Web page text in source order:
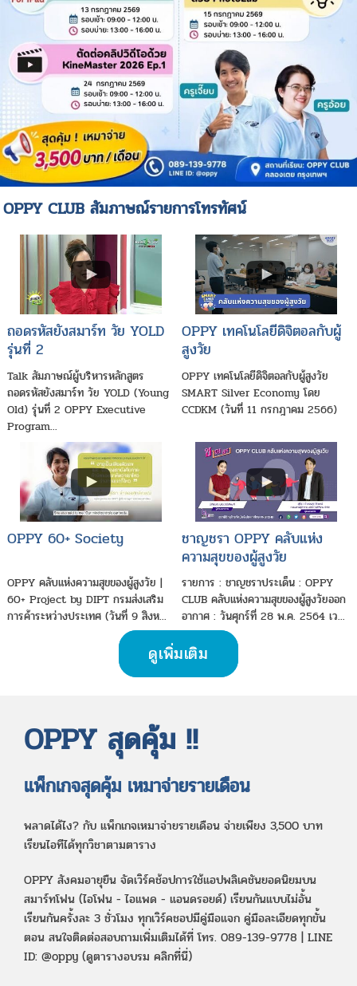
OPPY CLUB สัมภาษณ์รายการโทรทัศน์
ถอดรหัสยังสมาร์ท วัย YOLD
รุ่นที่ 2
Talk สัมภาษณ์ผู้บริหารหลักสูตร
ถอดรหัสยังสมาร์ท วัย YOLD (Young
Old) รุ่นที่ 2 OPPY Executive
Program...
OPPY เทคโนโลยีดิจิตอลกับผู้
สูงวัย
OPPY เทคโนโลยีดิจิตอลกับผู้สูงวัย
SMART Silver Economy โดย
CCDKM (วันที่ 11 กรกฎาคม 2566)
OPPY 60+ Society
OPPY คลับแห่งความสุขของผู้สูงวัย |
60+ Project by DIPT กรมส่งเสริม
การค้าระหว่างประเทศ (วันที่ 9 สิงห...
ชาญชรา OPPY คลับแห่ง
ความสุขของผู้สูงวัย
รายการ : ชาญชราประเด็น : OPPY
CLUB คลับแห่งความสุขของผู้สูงวัยออก
อากาศ : วันศุกร์ที่ 28 พ.ค. 2564 เว...
ดูเพิ่มเติม
OPPY สุดคุ้ม !!
แพ็กเกจสุดคุ้ม เหมาจ่ายรายเดือน
พลาดได้ไง? กับ แพ็กเกจเหมาจ่ายรายเดือน จ่ายเพียง 3,500 บาท
เรียนไอทีได้ทุกวิชาตามตาราง
OPPY สังคมอายุยืน จัดเวิร์คช้อปการใช้แอปพลิเคชันยอดนิยมบน
สมาร์ทโฟน (ไอโฟน - ไอแพด - แอนดรอยด์) เรียนกันแบบไม่อั้น
เรียนกันครั้งละ 3 ชั่วโมง ทุกเวิร์คชอปมีคู่มือแจก คู่มือละเอียดทุกขั้น
ตอน สนใจติดต่อสอบถามเพิ่มเติมได้ที่ โทร. 089-139-9778 | LINE
ID: @oppy (ดูตารางอบรม คลิกที่นี่)